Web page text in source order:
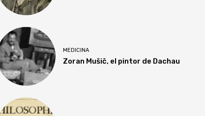
MEDICINA
Zoran Mušič, el pintor de Dachau